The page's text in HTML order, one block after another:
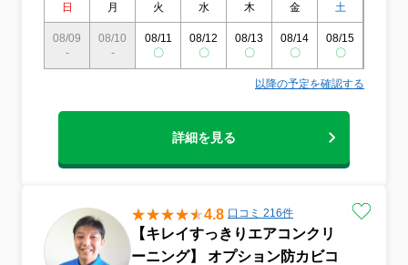
日 月 火 水 木 金 土
08/09
-
08/10
-
08/11
〇
08/12
〇
08/13
〇
08/14
〇
08/15
〇
以降の予定を確認する
詳細を見る
4.8 口コミ 216件
【キレイすっきりエアコンクリ
ーニング】 オプション防カビコ